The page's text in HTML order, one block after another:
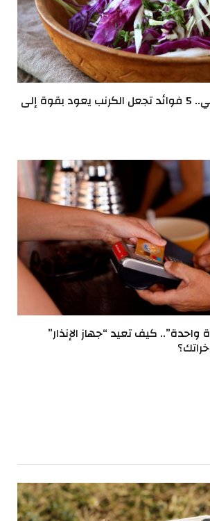
كنز الأمعاء المنسي.. 5 فوائد تجعل الكرنب يعود بقوة إلى
كيف تعيد “جهاز الإنذار”